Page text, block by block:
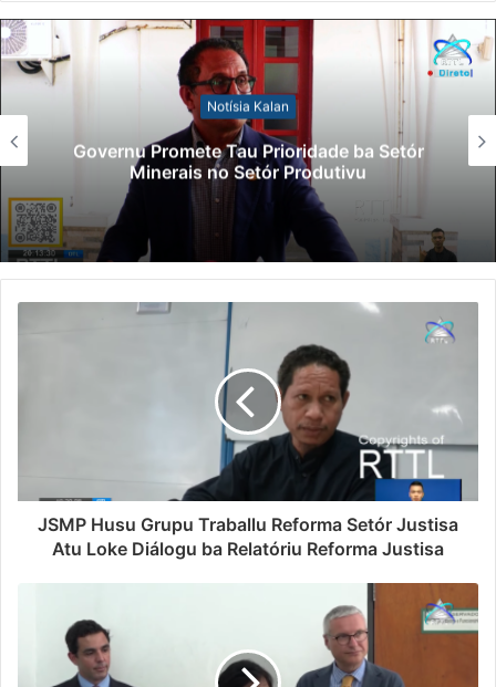
Notísia Kalan
Governu Promete Tau Prioridade ba Setór
Minerais no Setór Produtivu
JSMP Husu Grupu Traballu Reforma Setór Justisa
Atu Loke Diálogu ba Relatóriu Reforma Justisa